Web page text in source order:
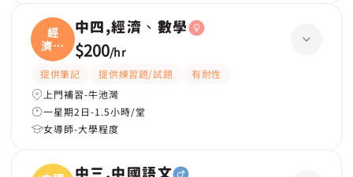
經
濟、
數學
中四,經濟、數學
$200/hr
提供筆記 提供練習題/試題
有耐性
上門補習-牛池灣
一星期2日-1.5小時/堂
女導師-大學程度